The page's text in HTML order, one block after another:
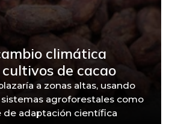
climática
de cacao
a zonas altas, usando
agroforestales como
de adaptación científica